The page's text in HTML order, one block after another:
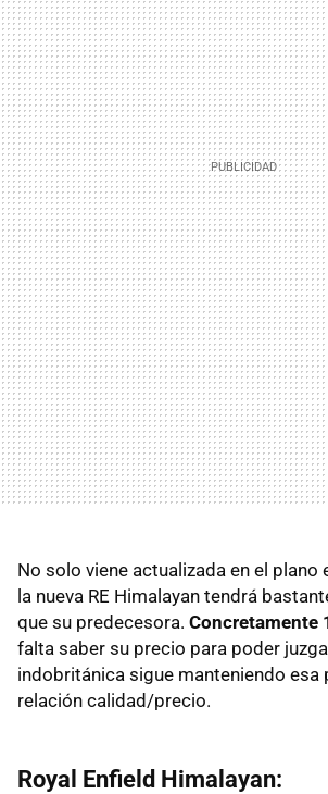
No solo viene actualizada en el plano
la nueva RE Himalayan tendrá
que su predecesora. Concretamente
falta saber su precio para poder
indobritánica sigue manteniendo esa
relación calidad/precio.
Royal Enfield Himalayan: